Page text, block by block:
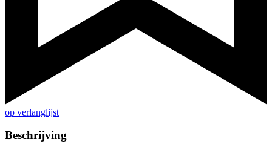
op verlanglijst
Beschrijving